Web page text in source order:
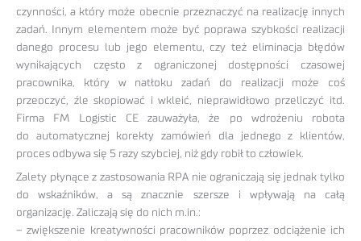
czynności, a który może obecnie przeznaczyć na realizację innych
zadań. Innym elementem może być poprawa szybkości realizacji
danego procesu lub jego elementu, czy też eliminacja błędów
wynikających często z ograniczonej dostępności czasowej
pracownika, który w natłoku zadań do realizacji może coś
przeoczyć, źle skopiować i wkleić, nieprawidłowo przeliczyć itd.
Firma FM Logistic CE zauważyła, że po wdrożeniu robota
do automatycznej korekty zamówień dla jednego z klientów,
proces odbywa się 5 razy szybciej, niż gdy robił to człowiek.
Zalety płynące z zastosowania RPA nie ograniczają się jednak tylko
do wskaźników, a są znacznie szersze i wpływają na całą
organizację. Zaliczają się do nich m.in.:
– zwiększenie kreatywności pracowników poprzez odciążenie ich